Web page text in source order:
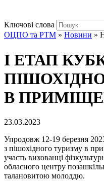
Ключові слова
ОЦПО та РТМ » Новини »
І ЕТАП
В
23.03.2023
Упродовж 12-19 березня
з пішохідного туризму в
участь вихованці
обласного центру
талановитою молоддю.